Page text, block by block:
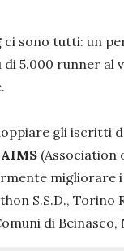
ci sono tutti: un
5.000 runner
gli iscritti
(Association
S.S.D., Torino
di